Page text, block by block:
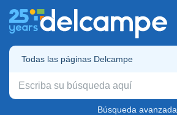
Todas las páginas Delcampe
Búsqueda avanzada